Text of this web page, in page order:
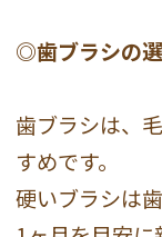
◎歯ブラシの
歯ブラシは、
すめです。
硬いブラシは